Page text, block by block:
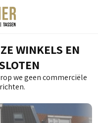
WINKELS EN
we geen commerciële